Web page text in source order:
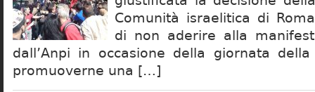
Comunità israelitica di
di non aderire alla
dall’Anpi in occasione della giornata
promuoverne una […]